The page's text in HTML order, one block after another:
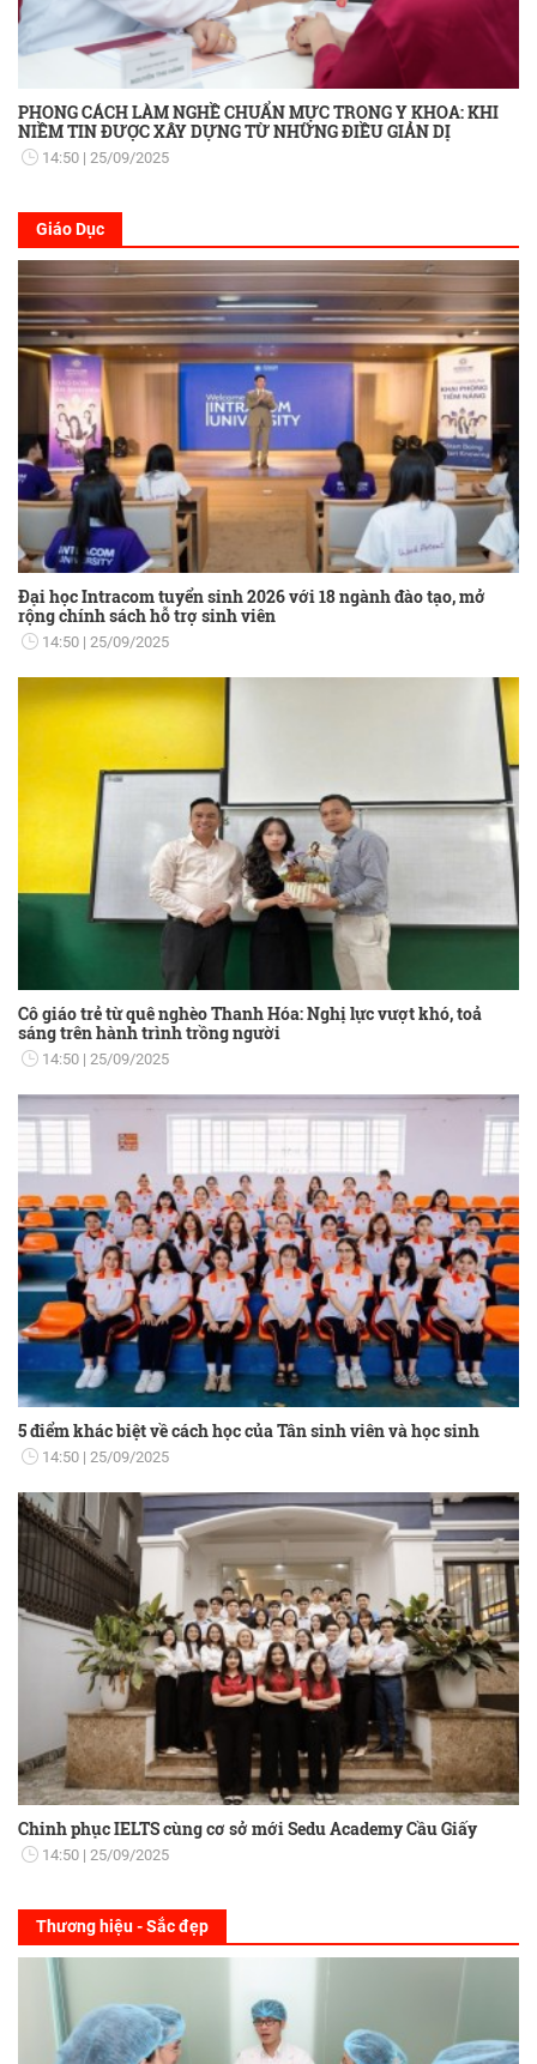
PHONG CÁCH LÀM NGHỀ CHUẨN MỰC TRONG Y KHOA: KHI
NIỀM TIN ĐƯỢC XÂY DỰNG TỪ NHỮNG ĐIỀU GIẢN DỊ
14:50 25/09/2025
Giáo Dục
Đại học Intracom tuyển sinh 2026 với 18 ngành đào tạo, mở
rộng chính sách hỗ trợ sinh viên
14:50 25/09/2025
Cô giáo trẻ từ quê nghèo Thanh Hóa: Nghị lực vượt khó, toả
sáng trên hành trình trồng người
14:50 25/09/2025
5 điểm khác biệt về cách học của Tân sinh viên và học sinh
14:50 25/09/2025
Chinh phục IELTS cùng cơ sở mới Sedu Academy Cầu Giấy
14:50 25/09/2025
Thương hiệu - Sắc đẹp